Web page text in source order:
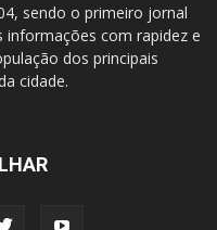
sendo o primeiro jornal
informações com rapidez e
dos principais
cidade.